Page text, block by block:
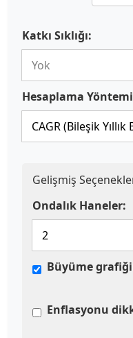
Katkı Sıklığı:
Hesaplama
Gelişmiş
Ondalık Haneler:
Büyüme
Enflasyonu